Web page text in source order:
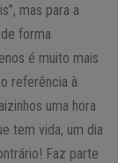
mas para a
forma
é muito mais
referência à
uma hora
tem vida, um dia
Faz parte